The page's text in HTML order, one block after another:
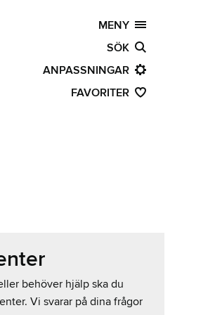
MENY
SÖK
ANPASSNINGAR
FAVORITER
behöver hjälp ska du
Vi svarar på dina frågor